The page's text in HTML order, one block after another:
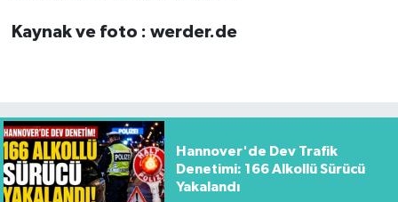
Kaynak ve foto : werder.de
Hannover'de Dev Trafik
Denetimi: 166 Alkollü Sürücü
Yakalandı